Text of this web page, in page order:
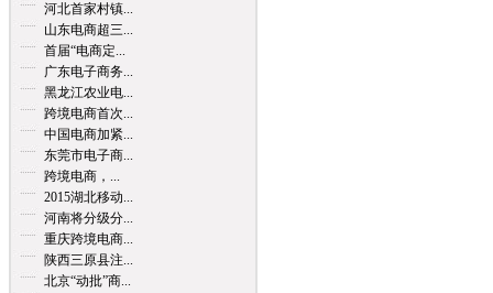
河北首家村镇...
山东电商超三...
首届“电商定...
广东电子商务...
黑龙江农业电...
跨境电商首次...
中国电商加紧...
东莞市电子商...
跨境电商，...
2015湖北移动...
河南将分级分...
重庆跨境电商...
陕西三原县注...
北京“动批”商...